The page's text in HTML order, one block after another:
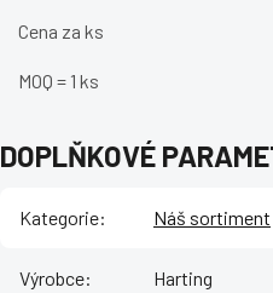
Cena za ks
MOQ = 1 ks
DOPLŇKOVÉ
Kategorie: Náš sortiment
Výrobce: Harting